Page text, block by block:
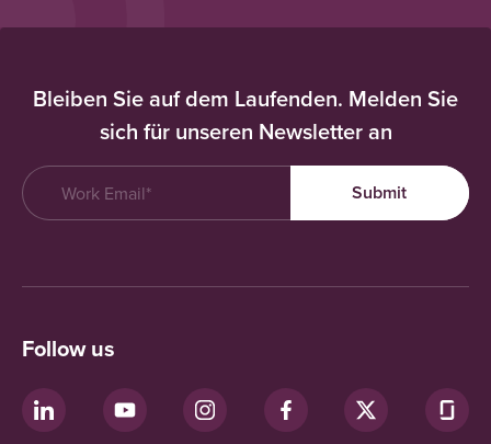
Bleiben Sie auf dem Laufenden. Melden Sie
sich für unseren Newsletter an
Follow us